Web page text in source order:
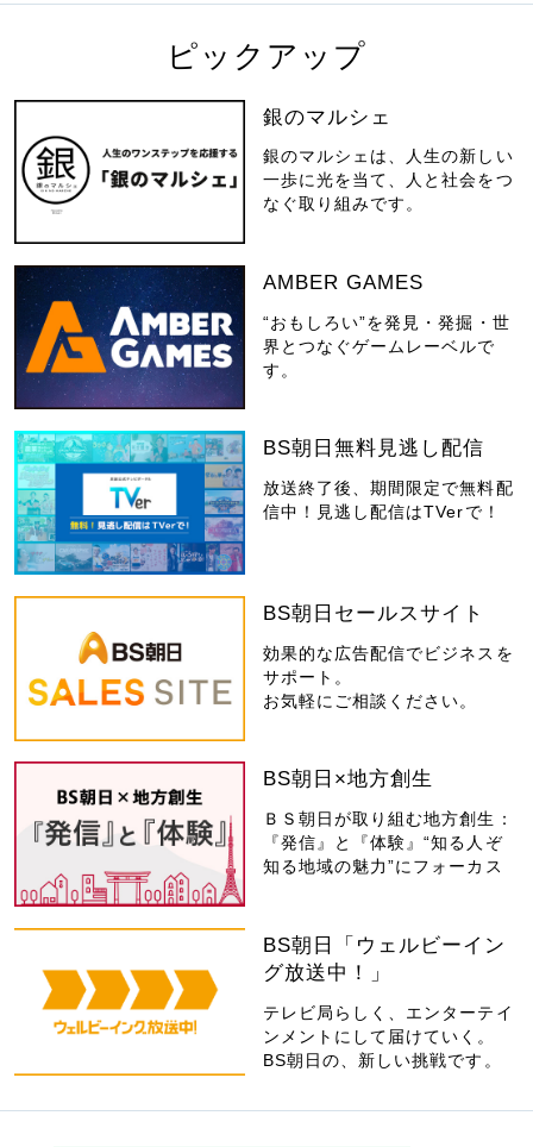
ピックアップ
銀のマルシェ
銀のマルシェは、人生の新しい
一歩に光を当て、人と社会をつ
なぐ取り組みです。
AMBER GAMES
“おもしろい”を発見・発掘・世
界とつなぐゲームレーベルで
す。
BS朝日無料見逃し配信
放送終了後、期間限定で無料配
信中！見逃し配信はTVerで！
BS朝日セールスサイト
効果的な広告配信でビジネスを
サポート。
お気軽にご相談ください。
BS朝日×地方創生
ＢＳ朝日が取り組む地方創生：
『発信』と『体験』“知る人ぞ
知る地域の魅力”にフォーカス
BS朝日「ウェルビーイン
グ放送中！」
テレビ局らしく、エンターテイ
ンメントにして届けていく。
BS朝日の、新しい挑戦です。